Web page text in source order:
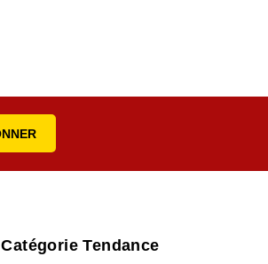
Catégorie Tendance